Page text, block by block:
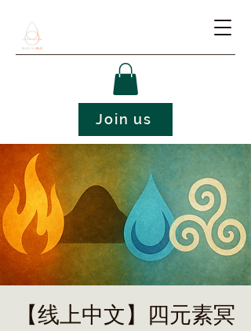
Join us
【线上中文】四元素冥